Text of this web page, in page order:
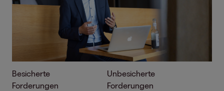
Besicherte
Forderungen
Unbesicherte
Forderungen